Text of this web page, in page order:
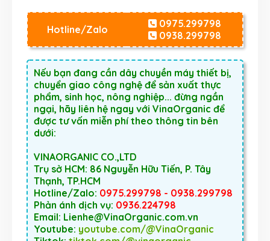
Hotline/Zalo
0975.299798
0938.299798
Nếu bạn đang cần dây chuyền máy thiết bị,
chuyển giao công nghệ để sản xuất thực
phẩm, sinh học, nông nghiệp... đừng ngần
ngại, hãy liên hệ ngay với VinaOrganic để
được tư vấn miễn phí theo thông tin bên
dưới:
VINAORGANIC CO.,LTD
Trụ sở HCM: 86 Nguyễn Hữu Tiến, P. Tây
Thạnh, TP.HCM
Hotline/Zalo: 0975.299798 - 0938.299798
Phản ánh dịch vụ: 0936.224798
Email: Lienhe@VinaOrganic.com.vn
Youtube: youtube.com/@VinaOrganic